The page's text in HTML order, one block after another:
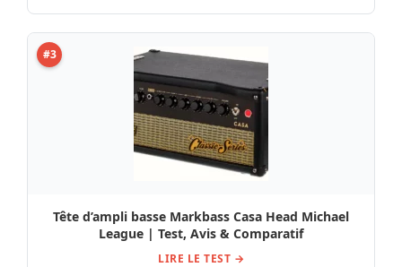
#3
Tête d’ampli basse Markbass Casa Head Michael
League | Test, Avis & Comparatif
LIRE LE TEST →